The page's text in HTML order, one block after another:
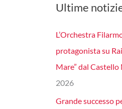
Ultime
L’Orchestra
protagonista su
Mare” dal
2026
Grande successo